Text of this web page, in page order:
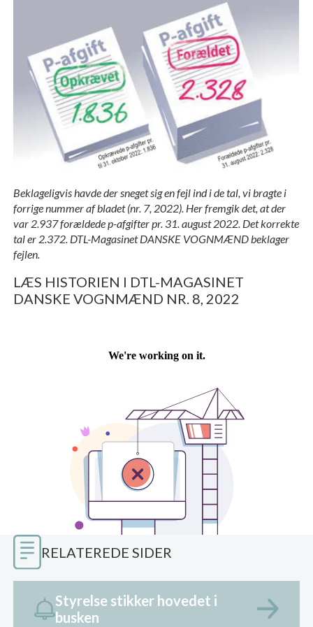
Beklageligvis havde der sneget sig en fejl ind i de tal, vi bragte i
forrige nummer af bladet (nr. 7, 2022). Her fremgik det, at der
var 2.937 forældede p-afgifter pr. 31. august 2022. Det korrekte
tal er 2.372. DTL-Magasinet DANSKE VOGNMÆND beklager
fejlen.
LÆS HISTORIEN I DTL-MAGASINET
DANSKE VOGNMÆND NR. 8, 2022
RELATEREDE SIDER
Styrelse stikker hovedet i
busken